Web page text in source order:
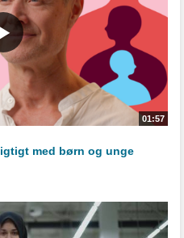
01:57
med børn og unge